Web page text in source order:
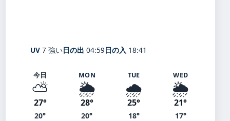
UV 7 強い日の出 04:59日の入 18:41
今日
⛅
27°
20°
MON
🌦️
28°
20°
TUE
🌧️
25°
18°
WED
🌦️
21°
17°